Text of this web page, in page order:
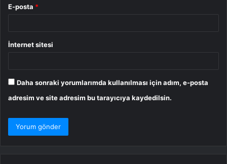
E-posta *
İnternet sitesi
Daha sonraki yorumlarımda kullanılması için adım, e-posta
adresim ve site adresim bu tarayıcıya kaydedilsin.